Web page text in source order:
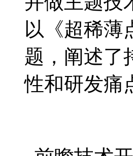
以《超稀薄
题，阐述了
性和研发痛